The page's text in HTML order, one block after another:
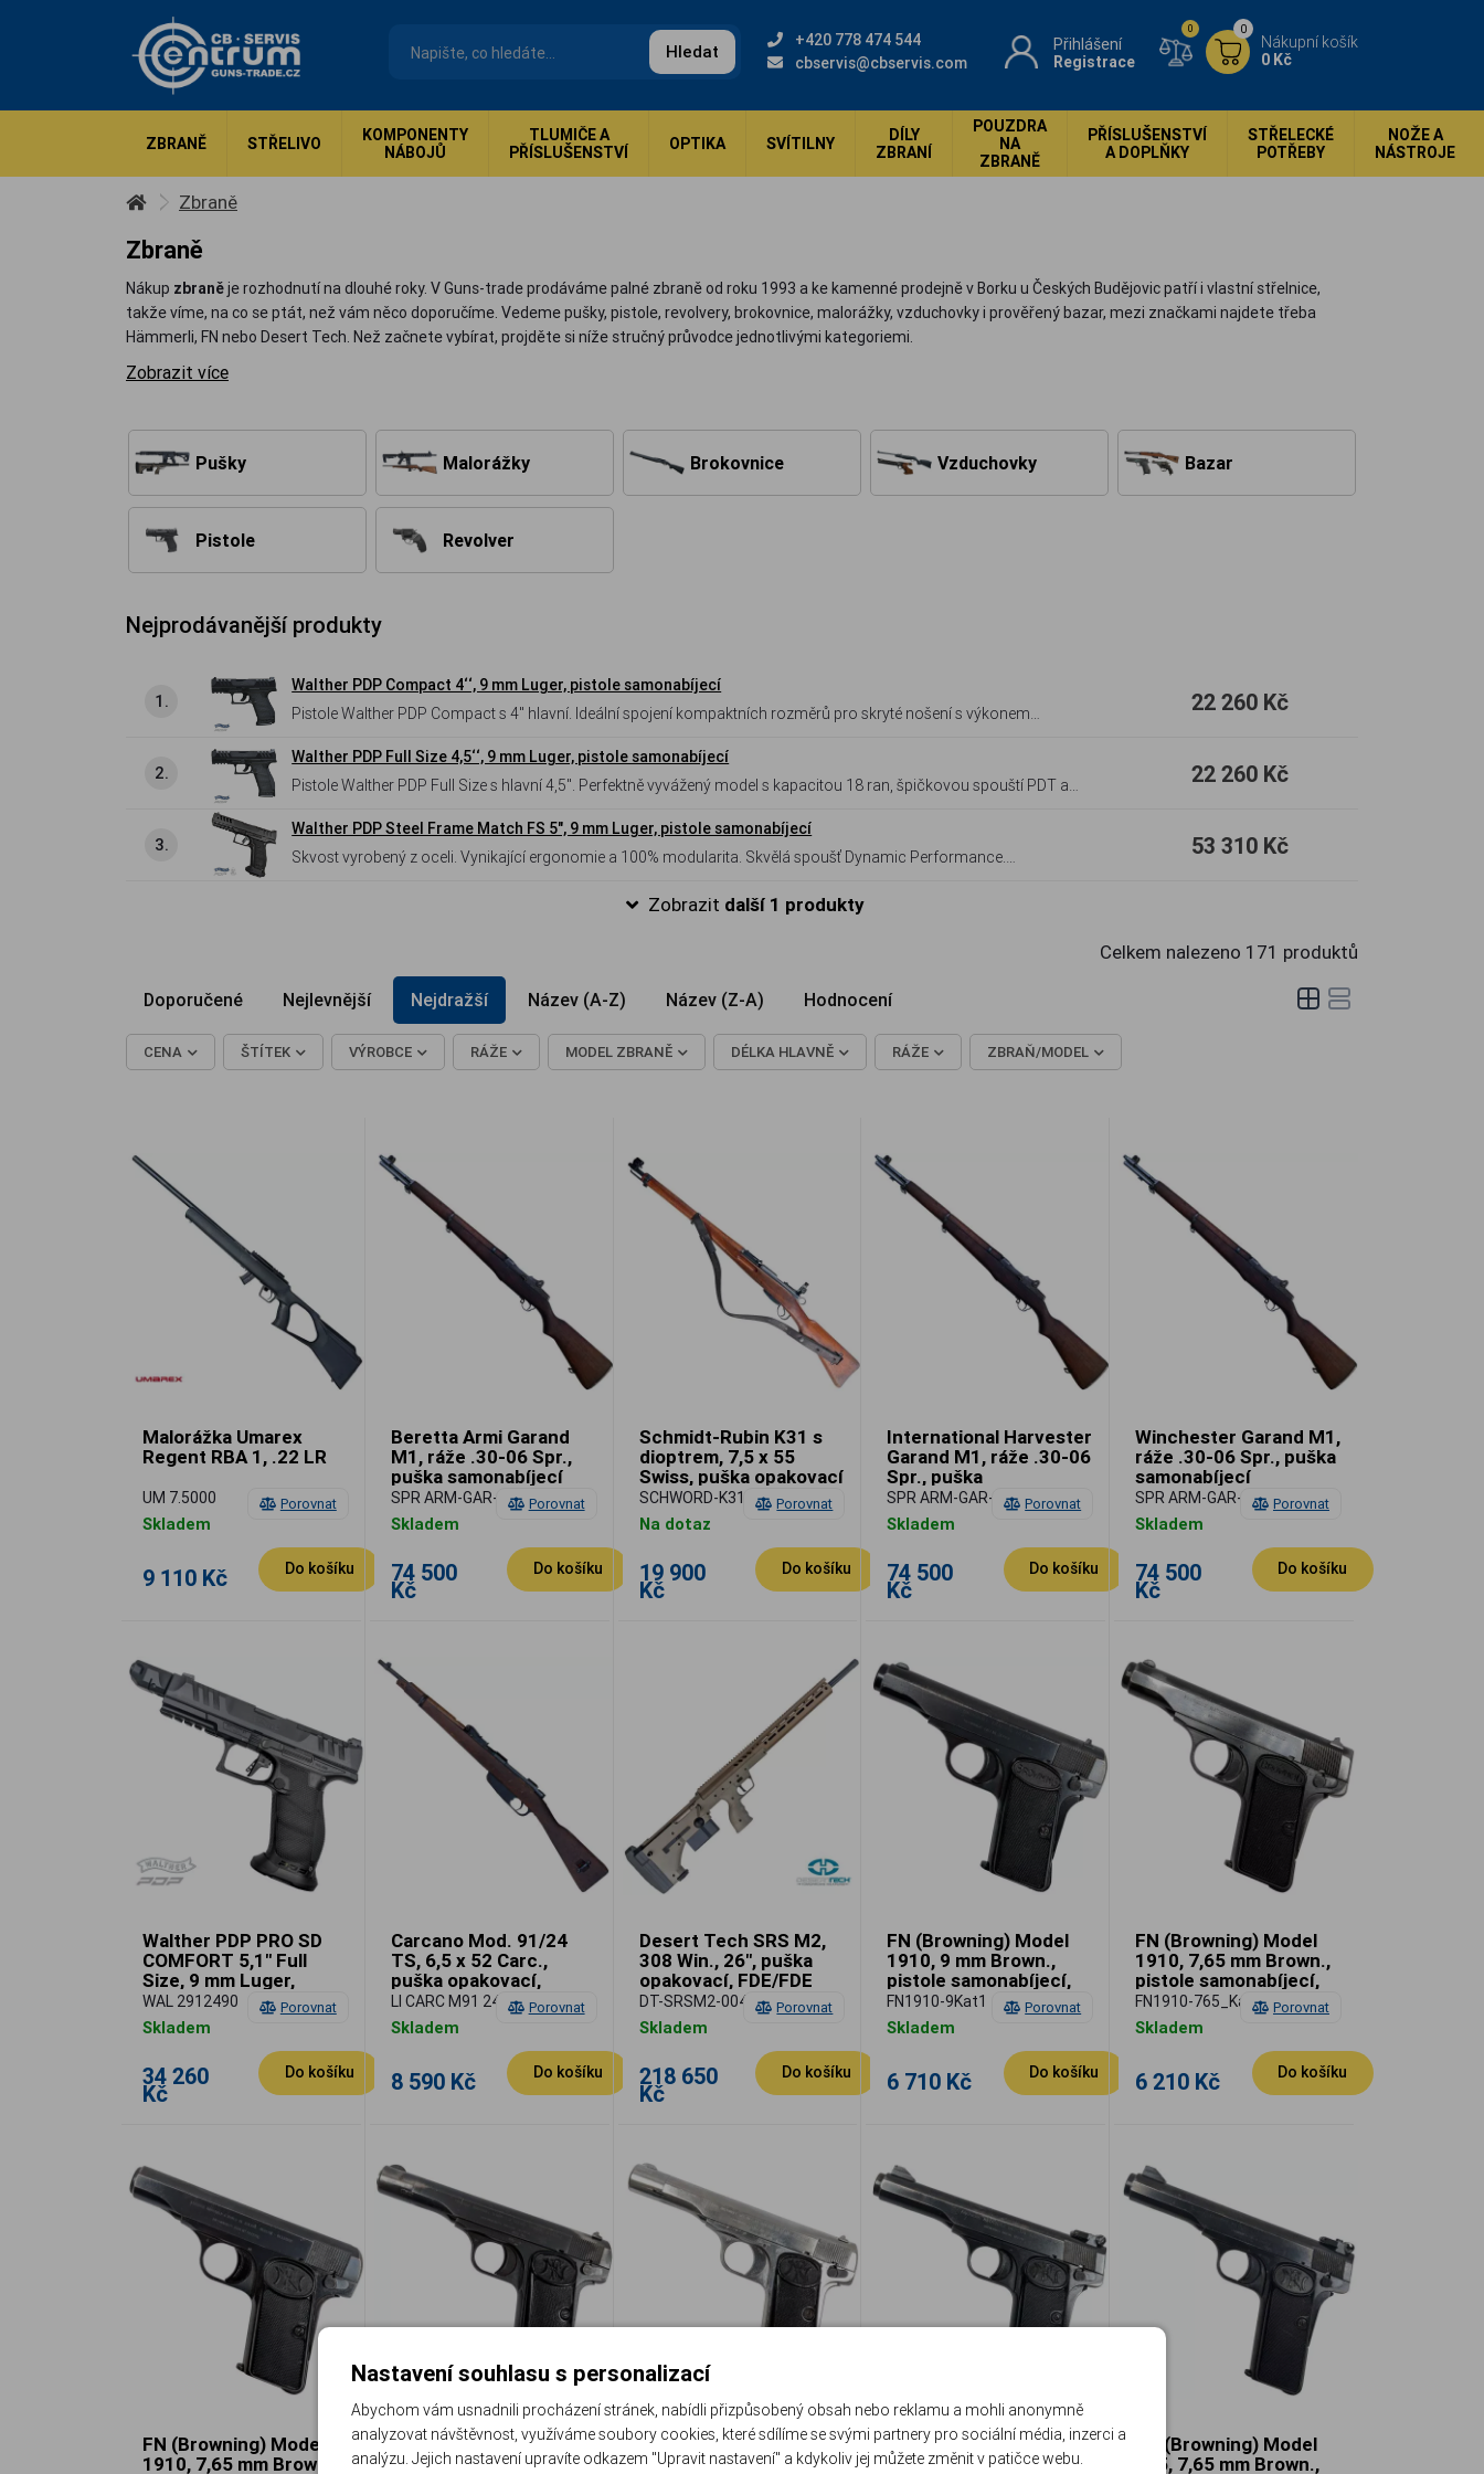
Hledat
+420 778 474 544
cbservis@cbservis.com
Přihlášení
Registrace
0
Nákupní košík
0 Kč
0
ZBRANĚ STŘELIVO
KOMPONENTY
NÁBOJŮ
TLUMIČE A
PŘÍSLUŠENSTVÍ
OPTIKA SVÍTILNY
DÍLY
ZBRANÍ
POUZDRA
NA
ZBRANĚ
PŘÍSLUŠENSTVÍ
A DOPLŇKY
STŘELECKÉ
POTŘEBY
NOŽE A
NÁSTROJE
Zbraně
Zbraně
Nákup zbraněje rozhodnutí na dlouhé roky. V Guns-trade prodáváme palné zbraně od roku 1993 a ke kamenné prodejně v Borku u Českých Budějovic patří i vlastní střelnice,
takže víme, na co se ptát, než vám něco doporučíme. Vedeme pušky, pistole, revolvery, brokovnice, malorážky, vzduchovky i prověřený bazar, mezi značkami najdete třeba
Hämmerli, FN nebo Desert Tech. Než začnete vybírat, projděte si níže stručný průvodce jednotlivými kategoriemi.
Zobrazit více
Pušky Malorážky Brokovnice Vzduchovky Bazar
Pistole Revolver
Nejprodávanější produkty
1.
Walther PDP Compact 4‘‘, 9 mm Luger, pistole samonabíjecí
Pistole Walther PDP Compact s 4" hlavní. Ideální spojení kompaktních rozměrů pro skryté nošení s výkonem
22 260 Kč
2.
Walther PDP Full Size 4,5‘‘, 9 mm Luger, pistole samonabíjecí
Pistole Walther PDP Full Size s hlavní 4,5". Perfektně vyvážený model s kapacitou 18 ran, špičkovou spouští PDT a
22 260 Kč
3.
Walther PDP Steel Frame Match FS 5", 9 mm Luger, pistole samonabíjecí
Skvost vyrobený z oceli. Vynikající ergonomie a 100% modularita. Skvělá spoušť Dynamic Performance.
53 310 Kč
Zobrazit další 1 produkty
Celkem nalezeno 171 produktů
Doporučené Nejlevnější Nejdražší Název (A-Z) Název (Z-A) Hodnocení
CENA ŠTÍTEK VÝROBCE RÁŽE MODEL ZBRANĚ DÉLKA HLAVNĚ RÁŽE ZBRAŇ/MODEL
Porovnat
Malorážka Umarex
Regent RBA 1, .22 LR
UM 7.5000
Skladem
9 110 Kč Do košíku
Porovnat
Beretta Armi Garand
M1, ráže .30-06 Spr.,
puška samonabíjecí
SPR ARM-GAR-M1-BER
Skladem
74 500
Kč
Do košíku
Porovnat
Schmidt-Rubin K31 s
dioptrem, 7,5 x 55
Swiss, puška opakovací
SCHWORD-K31-A
Na dotaz
19 900
Kč
Do košíku
Porovnat
International Harvester
Garand M1, ráže .30-06
Spr., puška
samonabíjecí
SPR ARM-GAR-M1-IHC
Skladem
74 500
Kč
Do košíku
Porovnat
Winchester Garand M1,
ráže .30-06 Spr., puška
samonabíjecí
SPR ARM-GAR-M1-W
Skladem
74 500
Kč
Do košíku
Porovnat
Walther PDP PRO SD
COMFORT 5,1" Full
Size, 9 mm Luger,
pistole samonabíjecí
WAL 2912490
Skladem
34 260
Kč
Do košíku
Porovnat
Carcano Mod. 91/24
TS, 6,5 x 52 Carc.,
puška opakovací,
použitá
LI CARC M91 24TS
Skladem
8 590 Kč Do košíku
Porovnat
Desert Tech SRS M2,
308 Win., 26", puška
opakovací, FDE/FDE
DT-SRSM2-004
Skladem
218 650
Kč
Do košíku
Porovnat
FN (Browning) Model
1910, 9 mm Brown.,
pistole samonabíjecí,
výborný stav, použitá
FN1910-9Kat1
Skladem
6 710 Kč Do košíku
Porovnat
FN (Browning) Model
1910, 7,65 mm Brown.,
pistole samonabíjecí,
dobrý stav, použitá
FN1910-765_Kat2
Skladem
6 210 Kč Do košíku
FN (Browning) Model
1910, 7,65 mm Brown.,
FN Model 1910/22,
7,65 mm Brw.,
FN (Browning) Model
1910/22, 7,65 mm
FN (Browning) Model
125, 7,65 mm Brown.,
FN (Browning) Model
125, 7,65 mm Brown.,
Nastavení souhlasu s personalizací
Abychom vám usnadnili procházení stránek, nabídli přizpůsobený obsah nebo reklamu a mohli anonymně
analyzovat návštěvnost, využíváme soubory cookies, které sdílíme se svými partnery pro sociální média, inzerci a
analýzu. Jejich nastavení upravíte odkazem "Upravit nastavení" a kdykoliv jej můžete změnit v patičce webu.